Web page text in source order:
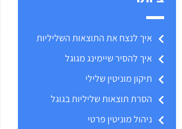
איך לנצח את התוצאות השליליות
איך להסיר שיימינג מגוגל
תיקון מוניטין שלילי
הסרת תוצאות שליליות בגוגל
ניהול מוניטין פרטי